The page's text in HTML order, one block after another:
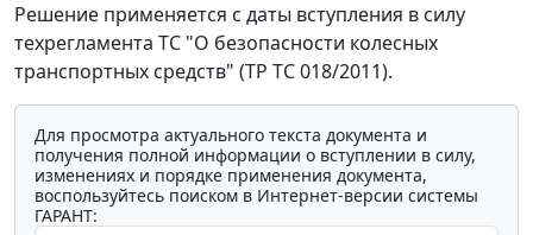
Решение применяется с даты вступления в силу
техрегламента ТС "О безопасности колесных
транспортных средств" (ТР ТС 018/2011).
Для просмотра актуального текста документа и
получения полной информации о вступлении в силу,
изменениях и порядке применения документа,
воспользуйтесь поиском в Интернет-версии системы
ГАРАНТ: